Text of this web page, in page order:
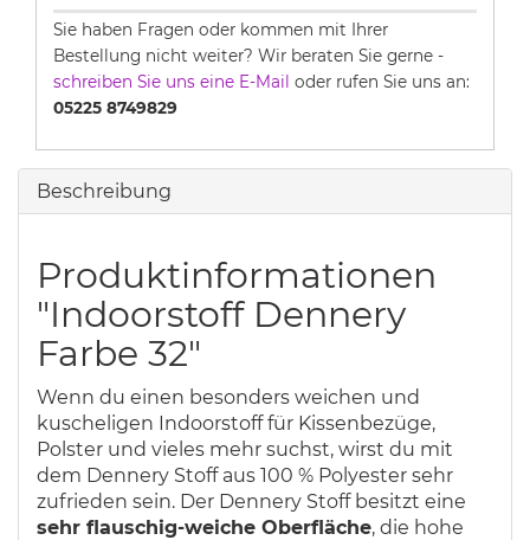
Sie haben Fragen oder kommen mit Ihrer
Bestellung nicht weiter? Wir beraten Sie gerne -
schreiben Sie uns eine E-Mail oder rufen Sie uns an:
05225 8749829
Beschreibung
Produktinformationen
"Indoorstoff Dennery
Farbe 32"
Wenn du einen besonders weichen und
kuscheligen Indoorstoff für Kissenbezüge,
Polster und vieles mehr suchst, wirst du mit
dem Dennery Stoff aus 100 % Polyester sehr
zufrieden sein. Der Dennery Stoff besitzt eine
sehr flauschig-weiche Oberfläche, die hohe